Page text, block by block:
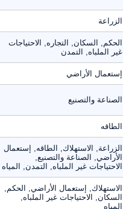
الزراعة
الحكم, السكان, التجاره, الاحتياجات
غير الملباه, التمدن
إستعمال الأراضي
الصناعة والتصنيع
الطاقه
الزراعة, الاستهلاك, الطاقه, إستعمال
الأراضي, الصناعة والتصنيع,
الاحتياجات غير الملباه, التمدن, المياه
الاستهلاك, إستعمال الأراضي, الحكم,
السكان, الاحتياجات غير الملباه,
المياه